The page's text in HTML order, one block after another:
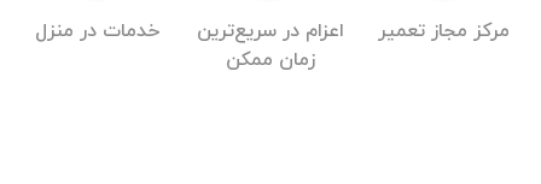
مرکز مجاز تعمیر
اعزام در سریع‌ترین
زمان ممکن
خدمات در منزل